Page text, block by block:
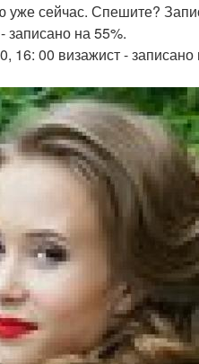
сейчас. Спешите?
записано на 55%.
16: 00 визажист - записано